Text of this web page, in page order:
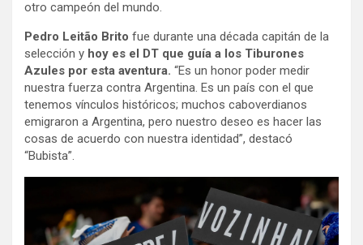
otro campeón del mundo.
Pedro Leitão Brito fue durante una década capitán de la
selección y hoy es el DT que guía a los Tiburones
Azules por esta aventura. “Es un honor poder medir
nuestra fuerza contra Argentina. Es un país con el que
tenemos vínculos históricos; muchos caboverdianos
emigraron a Argentina, pero nuestro deseo es hacer las
cosas de acuerdo con nuestra identidad”, destacó
“Bubista”.